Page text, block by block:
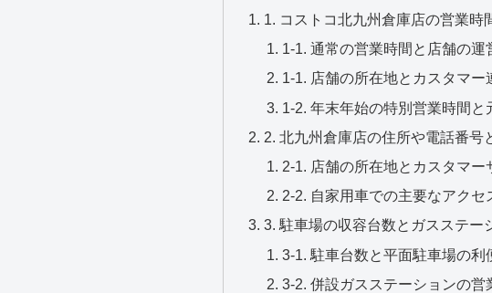
1. コストコ北九州倉庫店の営業時
1-1. 通常の営業時間と店舗の運
1-1. 店舗の所在地とカスタマー
1-2. 年末年始の特別営業時間と
2. 北九州倉庫店の住所や電話番号
2-1. 店舗の所在地とカスタマー
2-2. 自家用車での主要なアクセ
3. 駐車場の収容台数とガスステー
3-1. 駐車台数と平面駐車場の利
3-2. 併設ガスステーションの営